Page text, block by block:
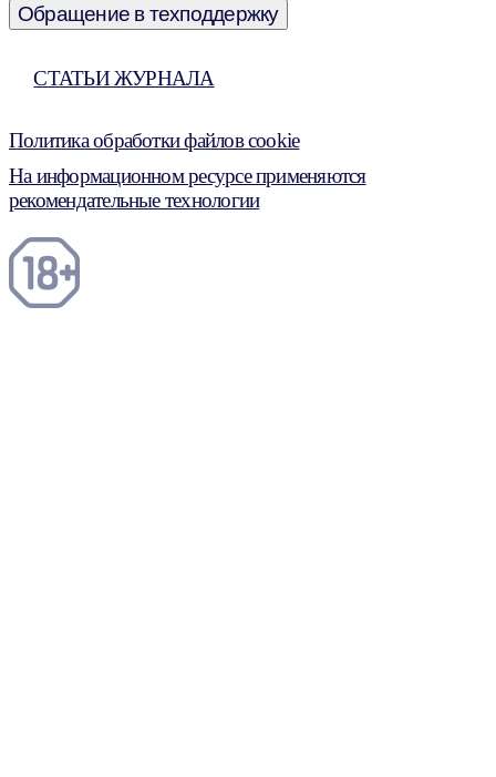
Обращение в техподдержку
СТАТЬИ ЖУРНАЛА
Политика обработки файлов cookie
На информационном ресурсе применяются
рекомендательные технологии